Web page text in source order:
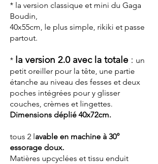
* la version classique et mini du Gaga
Boudin,
40x55cm, le plus simple, rikiki et passe
partout.
* la version 2.0 avec la totale : un
petit oreiller pour la tête, une partie
étanche au niveau des fesses et deux
poches intégrées pour y glisser
couches, crèmes et lingettes.
Dimensions déplié 40x72cm.
tous 2 l avable en machine à 30°
essorage doux.
Matières upcyclées et tissu enduit